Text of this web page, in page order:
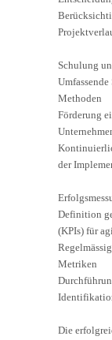
Schulung
Methoden
Förderung
der
Definition
(KPIs) für
Metriken
Die